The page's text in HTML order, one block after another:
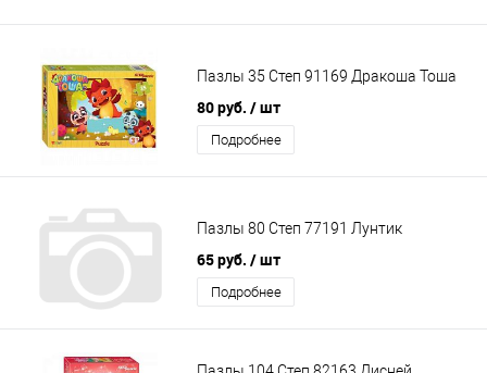
Пазлы 35 Степ 91169 Дракоша Тоша
80 руб. / шт
Подробнее
Пазлы 80 Степ 77191 Лунтик
65 руб. / шт
Подробнее